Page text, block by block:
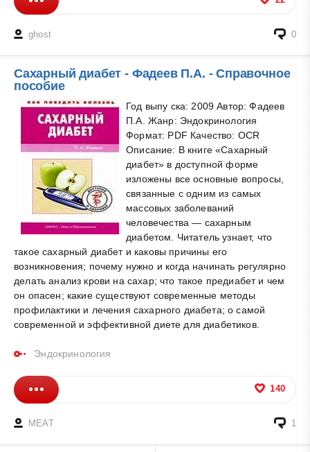
ghost 0
Сахарный диабет - Фадеев П.А. - Справочное
пособие
Год выпу ска: 2009 Автор: Фадеев
П.А. Жанр: Эндокринология
Формат: PDF Качество: OCR
Описание: В книге «Сахарный
диабет» в доступной форме
изложены все основные вопросы,
связанные с одним из самых
массовых заболеваний
человечества — сахарным
диабетом. Читатель узнает, что
такое сахарный диабет и каковы причины его
возникновения; почему нужно и когда начинать регулярно
делать анализ крови на сахар; что такое предиабет и чем
он опасен; какие существуют современные методы
профилактики и лечения сахарного диабета; о самой
современной и эффективной диете для диабетиков.
Эндокринология
140
MEAT 1